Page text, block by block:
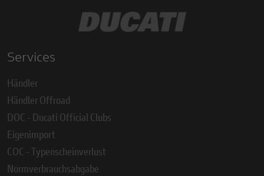
Services
Händler
Händler Offroad
DOC - Ducati Official Clubs
Eigenimport
COC - Typenscheinverlust
Normverbrauchsabgabe